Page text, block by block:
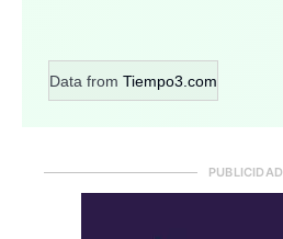
Data from Tiempo3.com
PUBLICIDAD